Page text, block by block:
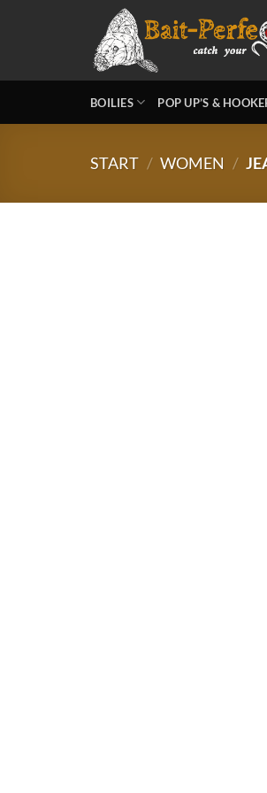
BOILIES POP UP’S &
START / WOMEN /